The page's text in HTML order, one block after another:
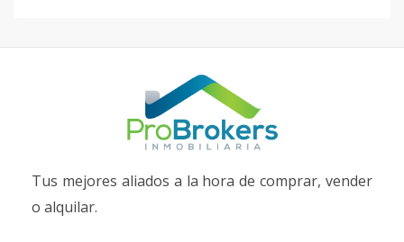
Tus mejores aliados a la hora de comprar, vender
o alquilar.